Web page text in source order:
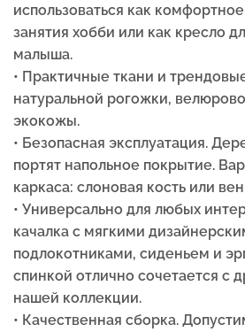
использоваться как
занятия хобби или как кресло
малыша.
• Практичные ткани и
натуральной рогожки,
экокожы.
• Безопасная эксплуатация.
портят напольное покрытие.
каркаса: слоновая кость или
• Универсально для любых
качалка с мягкими
подлокотниками, сиденьем и
спинкой отлично сочетается с
нашей коллекции.
• Качественная сборка.